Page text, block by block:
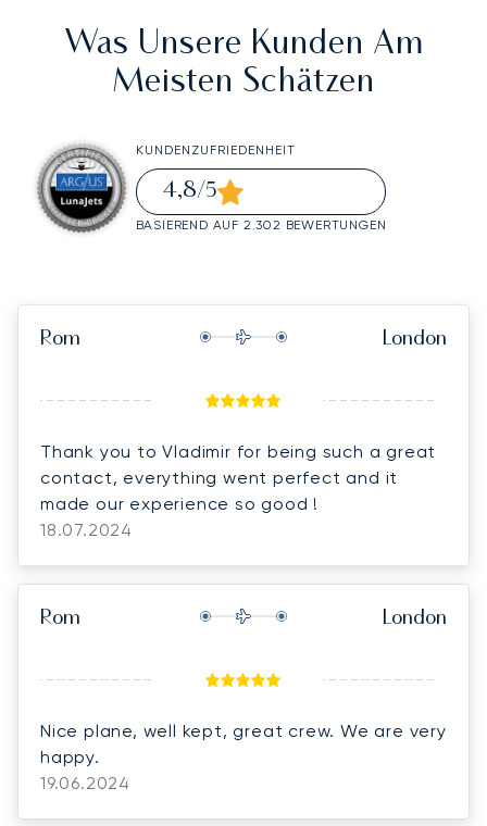
Was Unsere Kunden Am
Meisten Schätzen
KUNDENZUFRIEDENHEIT
4,8/5
BASIEREND AUF 2.302 BEWERTUNGEN
Rom London
Thank you to Vladimir for being such a great
contact, everything went perfect and it
made our experience so good !
18.07.2024
Rom London
Nice plane, well kept, great crew. We are very
happy.
19.06.2024